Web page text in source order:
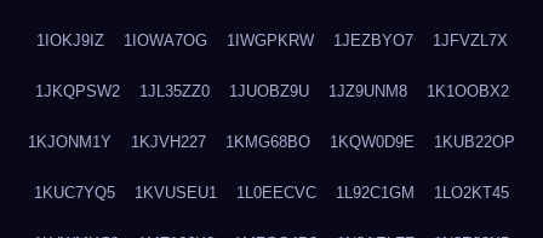
1IOKJ9IZ 1IOWA7OG 1IWGPKRW 1JEZBYO7 1JFVZL7X
1JKQPSW2 1JL35ZZ0 1JUOBZ9U 1JZ9UNM8 1K1OOBX2
1KJONM1Y 1KJVH227 1KMG68BO 1KQW0D9E 1KUB22OP
1KUC7YQ5 1KVUSEU1 1L0EECVC 1L92C1GM 1LO2KT45